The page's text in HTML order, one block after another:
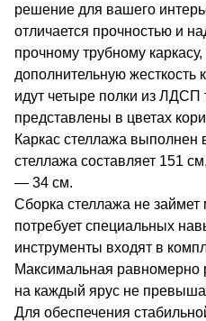
решение для вашего
отличается прочностью и
прочному трубному
дополнительную жесткость
идут четыре полки из
представлены в цветах
Каркас стеллажа выполнен
стеллажа составляет 151
— 34 см.
Сборка стеллажа не
потребует специальных
инструменты входят в
Максимальная равномерно
на каждый ярус не
Для обеспечения